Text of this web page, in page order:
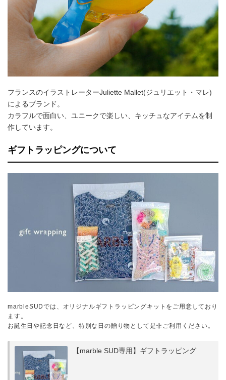
フランスのイラストレーターJuliette Mallet(ジュリエット・マレ)
によるブランド。
カラフルで面白い、ユニークで楽しい、キッチュなアイテムを制
作しています。
ギフトラッピングについて
marbleSUDでは、オリジナルギフトラッピングキットをご用意しており
ます。
お誕生日や記念日など、特別な日の贈り物として是非ご利用ください。
【marble SUD専用】ギフトラッピング